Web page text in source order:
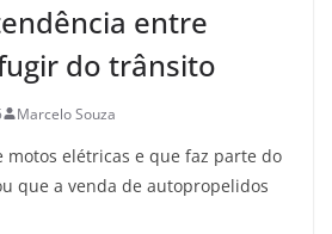
entre
do trânsito
Marcelo Souza
motos elétricas e que faz parte do
que a venda de autopropelidos